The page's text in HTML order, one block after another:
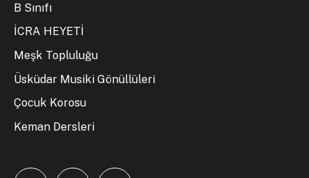
B Sınıfı
İCRA HEYETİ
Meşk Topluluğu
Üsküdar Musiki Gönüllüleri
Çocuk Korosu
Keman Dersleri